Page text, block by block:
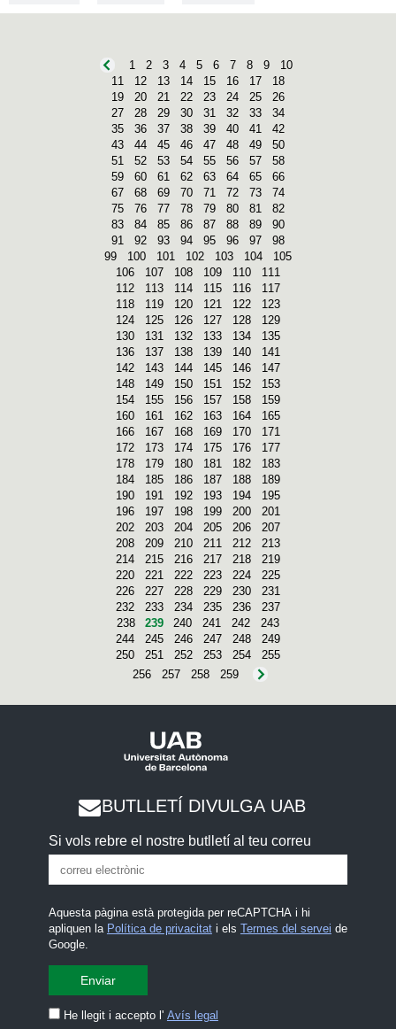
1 2 3 4 5 6 7 8 9
10
11
12 13 14 15 16 17
18
19
20 21 22 23 24 25
26
27
28 29 30 31 32 33
34
35
36 37 38 39 40 41
42
43
44 45 46 47 48 49
50
51
52 53 54 55 56 57
58
59
60 61 62 63 64 65
66
67
68 69 70 71 72 73
74
75
76 77 78 79 80 81
82
83
84 85 86 87 88 89
90
91
92 93 94 95 96 97
98
99
100 101 102 103 104
105
106
107 108 109 110
111
112
113 114 115 116
117
118
119 120 121 122
123
124
125 126 127 128
129
130
131 132 133 134
135
136
137 138 139 140
141
142
143 144 145 146
147
148
149 150 151 152
153
154
155 156 157 158
159
160
161 162 163 164
165
166
167 168 169 170
171
172
173 174 175 176
177
178
179 180 181 182
183
184
185 186 187 188
189
190
191 192 193 194
195
196
197 198 199 200
201
202
203 204 205 206
207
208
209 210 211 212
213
214
215 216 217 218
219
220
221 222 223 224
225
226
227 228 229 230
231
232
233 234 235 236
237
238
239 240 241 242
243
244
245 246 247 248
249
250
251 252 253 254
255
256
257 258 259
BUTLLETÍ DIVULGA UAB
Si vols rebre el nostre butlletí al teu correu
Aquesta pàgina està protegida per reCAPTCHA i hi
apliquen la Política de privacitati els Termes del servei de
Google.
He llegit i accepto l' Avís legal